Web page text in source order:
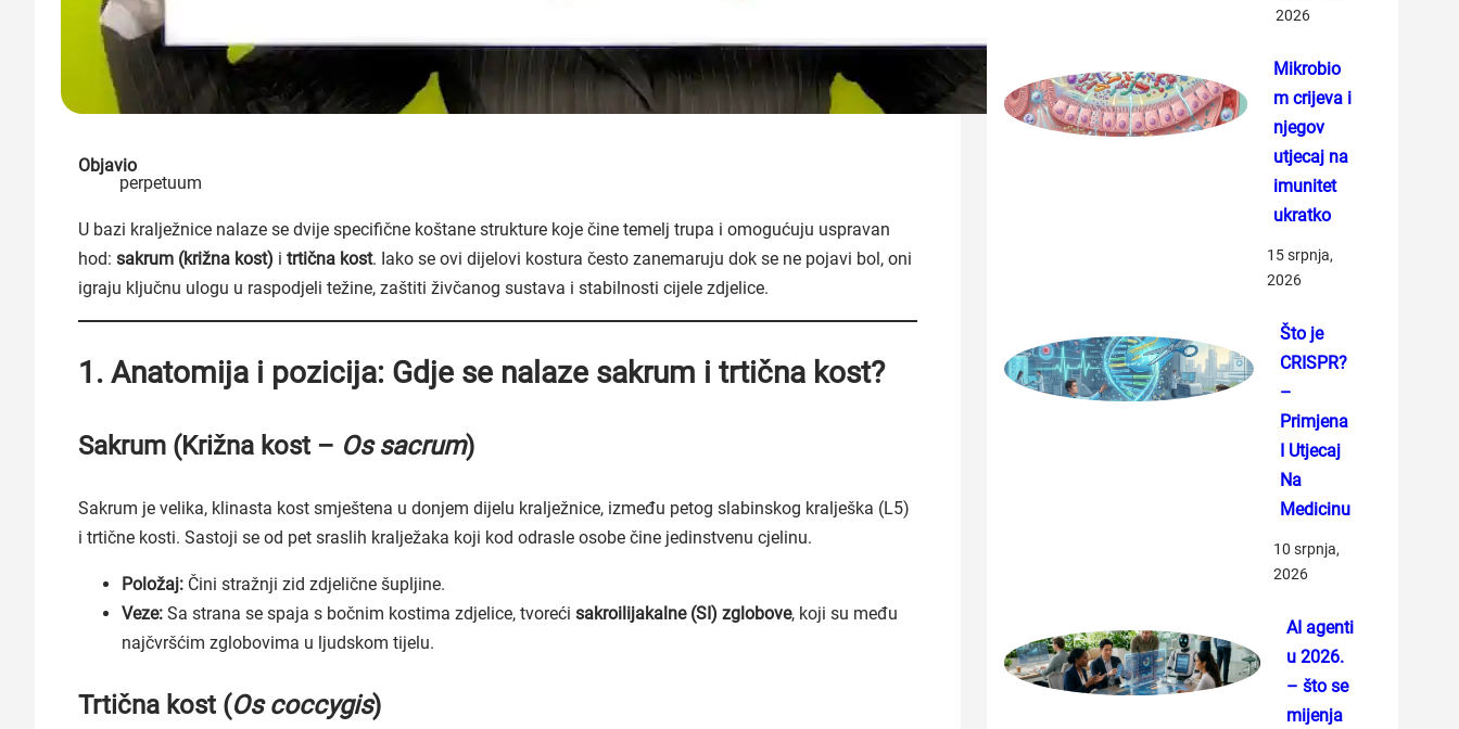
Objavio
perpetuum
U bazi kralježnice nalaze se dvije specifične koštane strukture koje čine temelj trupa i omogućuju uspravan
hod: sakrum (križna kost) i trtična kost. Iako se ovi dijelovi kostura često zanemaruju dok se ne pojavi bol, oni
igraju ključnu ulogu u raspodjeli težine, zaštiti živčanog sustava i stabilnosti cijele zdjelice.
1. Anatomija i pozicija: Gdje se nalaze sakrum i trtična kost?
Sakrum (Križna kost – Os sacrum)
Sakrum je velika, klinasta kost smještena u donjem dijelu kralježnice, između petog slabinskog kralješka (L5)
i trtične kosti. Sastoji se od pet sraslih kralježaka koji kod odrasle osobe čine jedinstvenu cjelinu.
Položaj: Čini stražnji zid zdjelične šupljine.
Veze: Sa strana se spaja s bočnim kostima zdjelice, tvoreći sakroilijakalne (SI) zglobove, koji su među
najčvršćim zglobovima u ljudskom tijelu.
Trtična kost (Os coccygis)
2026
Mikrobio
m crijeva i
njegov
utjecaj na
imunitet
ukratko
15 srpnja,
2026
Što je
CRISPR?
–
Primjena
I Utjecaj
Na
Medicinu
10 srpnja,
2026
AI agenti
u 2026.
– što se
mijenja